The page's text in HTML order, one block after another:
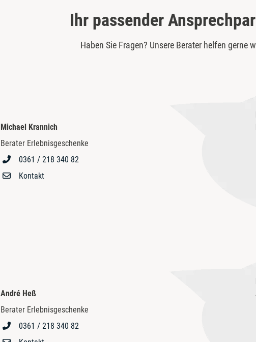
Ihr passender
Haben Sie Fragen? Unsere Berater helfen gerne
Michael Krannich
Berater Erlebnisgeschenke
0361 / 218 340 82
Kontakt
André Heß
Berater Erlebnisgeschenke
0361 / 218 340 82